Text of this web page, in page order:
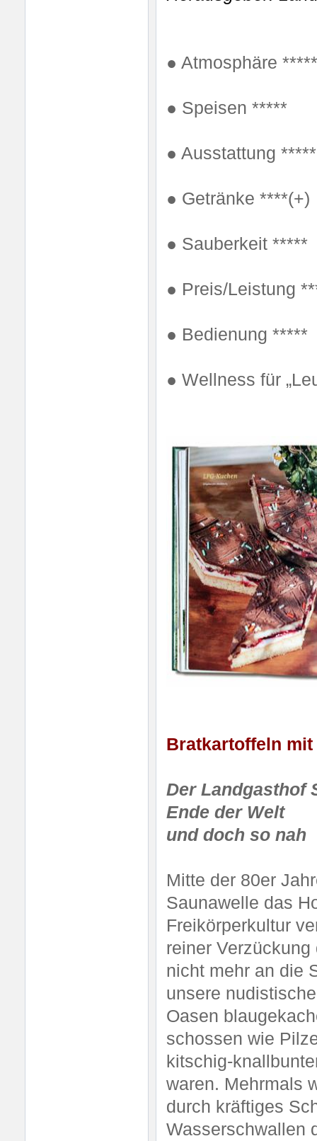
● Atmosphäre *****
● Speisen *****
● Ausstattung *****
● Getränke ****(+)
● Sauberkeit *****
● Preis/Leistung
● Bedienung *****
● Wellness für
Bratkartoffeln mit
Der Landgasthof
Ende der Welt
und doch so nah
Mitte der 80er
Saunawelle das
Freikörperkultur
reiner
nicht mehr an die
unsere
Oasen
schossen wie
kitschig-
waren. Mehrmals
durch kräftiges
Wasserschwallen